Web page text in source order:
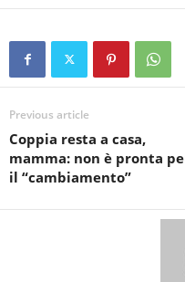
Previous article
Coppia resta a casa,
mamma: non è pronta
il “cambiamento”